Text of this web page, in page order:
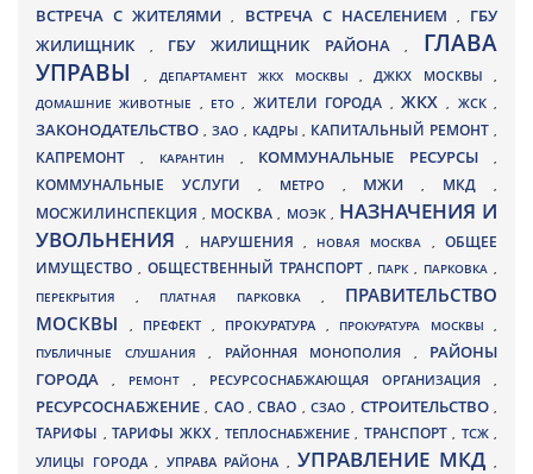
ВСТРЕЧА С ЖИТЕЛЯМИ, ВСТРЕЧА С НАСЕЛЕНИЕМ , ГБУ
ЖИЛИЩНИК
, ГБУ ЖИЛИЩНИК РАЙОНА, ГЛАВА
УПРАВЫ, ДЕПАРТАМЕНТ ЖКХ МОСКВЫ ,ДЖКХ МОСКВЫ ,
ДОМАШНИЕ ЖИВОТНЫЕ , ЕТО, ЖИТЕЛИ ГОРОДА , ЖКХ, ЖСК,
ЗАКОНОДАТЕЛЬСТВО , ЗАО , КАДРЫ, КАПИТАЛЬНЫЙ РЕМОНТ ,
КАПРЕМОНТ , КАРАНТИН , КОММУНАЛЬНЫЕ РЕСУРСЫ,
КОММУНАЛЬНЫЕ УСЛУГИ , МЕТРО , МЖИ, МКД ,
МОСЖИЛИНСПЕКЦИЯ, МОСКВА , МОЭК , НАЗНАЧЕНИЯ И
УВОЛЬНЕНИЯ, НАРУШЕНИЯ , НОВАЯ МОСКВА ,ОБЩЕЕ
ИМУЩЕСТВО , ОБЩЕСТВЕННЫЙ ТРАНСПОРТ , ПАРК, ПАРКОВКА ,
ПЕРЕКРЫТИЯ , ПЛАТНАЯ ПАРКОВКА , ПРАВИТЕЛЬСТВО
МОСКВЫ
, ПРЕФЕКТ , ПРОКУРАТУРА , ПРОКУРАТУРА МОСКВЫ ,
ПУБЛИЧНЫЕ СЛУШАНИЯ , РАЙОННАЯ МОНОПОЛИЯ , РАЙОНЫ
ГОРОДА
, РЕМОНТ , РЕСУРСОСНАБЖАЮЩАЯ ОРГАНИЗАЦИЯ ,
РЕСУРСОСНАБЖЕНИЕ, САО,СВАО ,СЗАО, СТРОИТЕЛЬСТВО,
ТАРИФЫ , ТАРИФЫ ЖКХ , ТЕПЛОСНАБЖЕНИЕ , ТРАНСПОРТ , ТСЖ ,
УЛИЦЫ ГОРОДА , УПРАВА РАЙОНА , УПРАВЛЕНИЕ МКД ,